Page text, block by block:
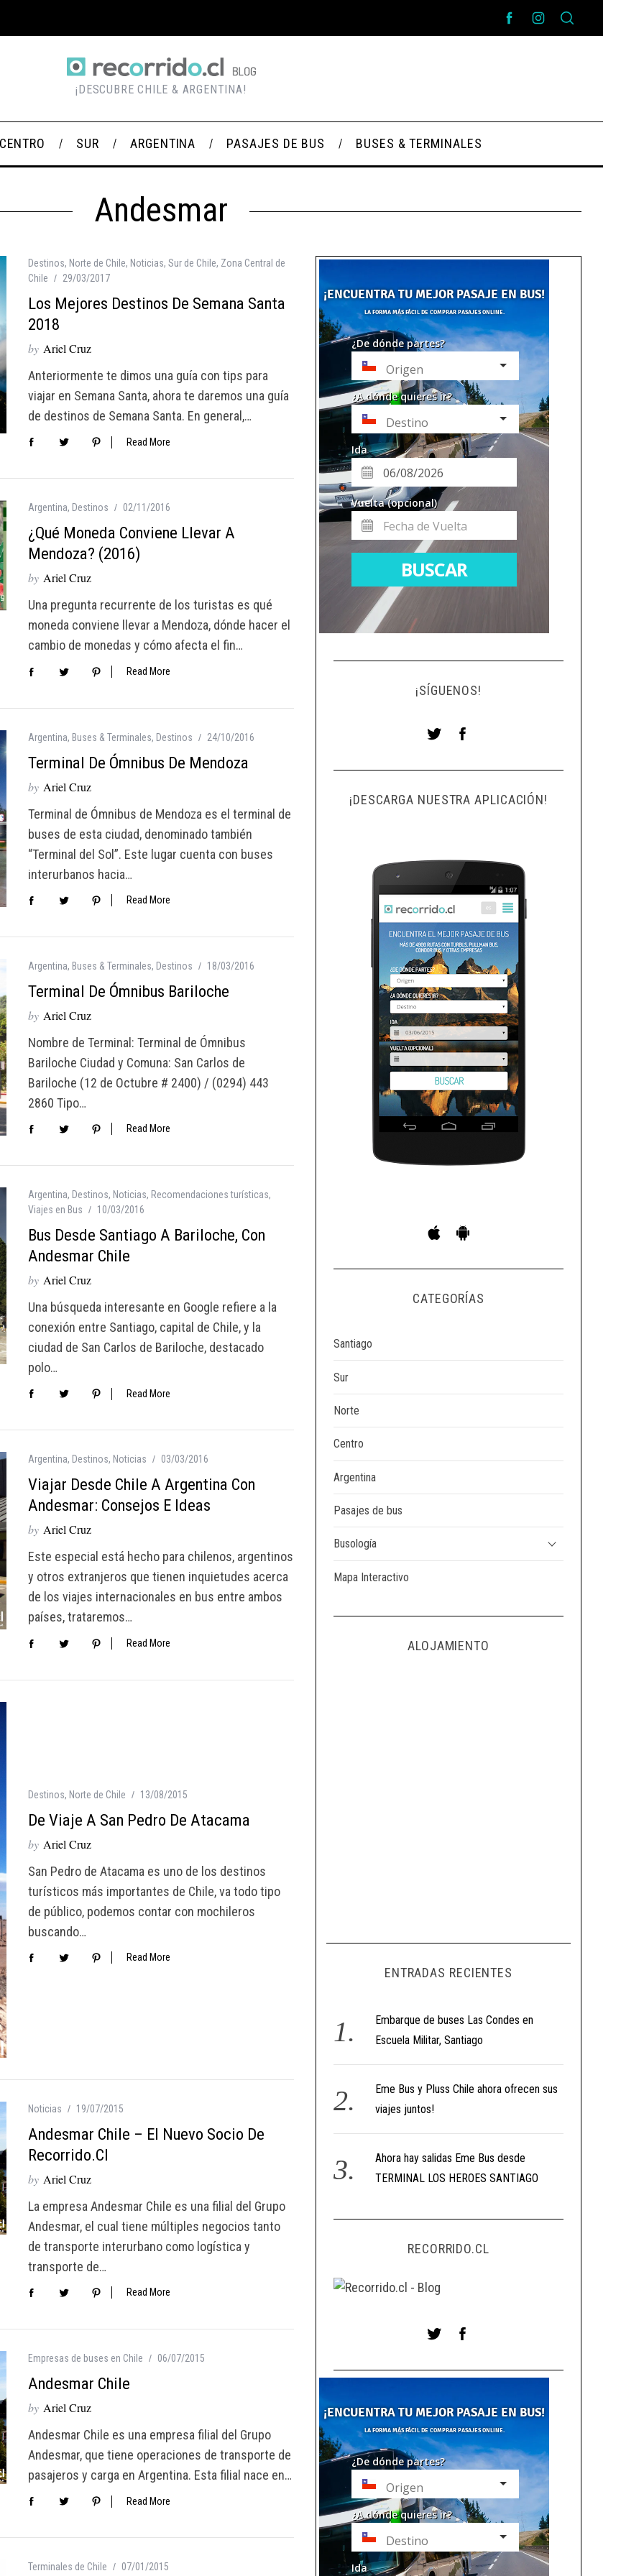
¡DESCUBRE CHILE & ARGENTINA!
CENTRO SUR ARGENTINA PASAJES DE BUS BUSES & TERMINALES
Andesmar
Destinos, Norte de Chile, Noticias, Sur de Chile, Zona Central de
Chile
29/03/2017
Los Mejores Destinos De Semana Santa
2018
by Ariel Cruz
Anteriormente te dimos una guía con tips para
viajar en Semana Santa, ahora te daremos una guía
de destinos de Semana Santa. En general,…
Read More
Argentina, Destinos 02/11/2016
¿Qué Moneda Conviene Llevar A
Mendoza? (2016)
by Ariel Cruz
Una pregunta recurrente de los turistas es qué
moneda conviene llevar a Mendoza, dónde hacer el
cambio de monedas y cómo afecta el fin…
Read More
Argentina, Buses & Terminales, Destinos 24/10/2016
Terminal De Ómnibus De Mendoza
by Ariel Cruz
Terminal de Ómnibus de Mendoza es el terminal de
buses de esta ciudad, denominado también
“Terminal del Sol”. Este lugar cuenta con buses
interurbanos hacia…
Read More
Argentina, Buses & Terminales, Destinos 18/03/2016
Terminal De Ómnibus Bariloche
by Ariel Cruz
Nombre de Terminal: Terminal de Ómnibus
Bariloche Ciudad y Comuna: San Carlos de
Bariloche (12 de Octubre # 2400) / (0294) 443
2860 Tipo…
Read More
Argentina, Destinos, Noticias, Recomendaciones turísticas,
Viajes en Bus
10/03/2016
Bus Desde Santiago A Bariloche, Con
Andesmar Chile
by Ariel Cruz
Una búsqueda interesante en Google refiere a la
conexión entre Santiago, capital de Chile, y la
ciudad de San Carlos de Bariloche, destacado
polo…
Read More
Argentina, Destinos, Noticias 03/03/2016
Viajar Desde Chile A Argentina Con
Andesmar: Consejos E Ideas
by Ariel Cruz
Este especial está hecho para chilenos, argentinos
y otros extranjeros que tienen inquietudes acerca
de los viajes internacionales en bus entre ambos
países, trataremos…
Read More
Destinos, Norte de Chile 13/08/2015
De Viaje A San Pedro De Atacama
by Ariel Cruz
San Pedro de Atacama es uno de los destinos
turísticos más importantes de Chile, va todo tipo
de público, podemos contar con mochileros
buscando…
Read More
Noticias 19/07/2015
Andesmar Chile – El Nuevo Socio De
Recorrido.cl
by Ariel Cruz
La empresa Andesmar Chile es una filial del Grupo
Andesmar, el cual tiene múltiples negocios tanto
de transporte interurbano como logística y
transporte de…
Read More
Empresas de buses en Chile 06/07/2015
Andesmar Chile
by Ariel Cruz
Andesmar Chile es una empresa filial del Grupo
Andesmar, que tiene operaciones de transporte de
pasajeros y carga en Argentina. Esta filial nace en…
Read More
Terminales de Chile 07/01/2015
¡SÍGUENOS!
¡DESCARGA NUESTRA APLICACIÓN!
CATEGORÍAS
Santiago
Sur
Norte
Centro
Argentina
Pasajes de bus
Busología
Mapa Interactivo
ALOJAMIENTO
ENTRADAS RECIENTES
Embarque de buses Las Condes en
Escuela Militar, Santiago
Eme Bus y Pluss Chile ahora ofrecen sus
viajes juntos!
Ahora hay salidas Eme Bus desde
TERMINAL LOS HEROES SANTIAGO
RECORRIDO.CL